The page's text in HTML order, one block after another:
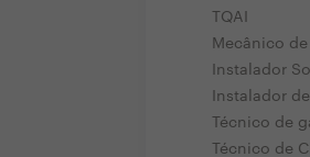
TQAI
Mecânico
Instalador
Instalador
Técnico de
Técnico de